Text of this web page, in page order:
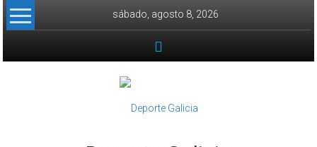
Skip to content
sábado, agosto 8, 2026